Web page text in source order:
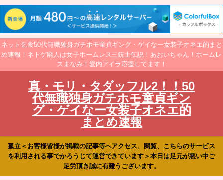
ネット乞食50代無職独身ガチホモ童貞ギング・ゲイなー女装子オネエ的まと
め速報！ネトゲ廃人は女子ホームレス三銃士伝説！あおいちゃん！ホームレ
スまなみ！愛内アイラ応援してます！
真・モリ・タダッフル2！！50
代無職独身ガチホモ童貞ギン
グ・ゲイなー女装子オネエ的
まとめ速報
孤立＜お客様皆様が掲載の記事等へアクセス、閲覧、こちらのサービス
を利用される事でかろうじて運営できています＞本日は足元が悪い中ご
足労頂き誠に有難うございます。